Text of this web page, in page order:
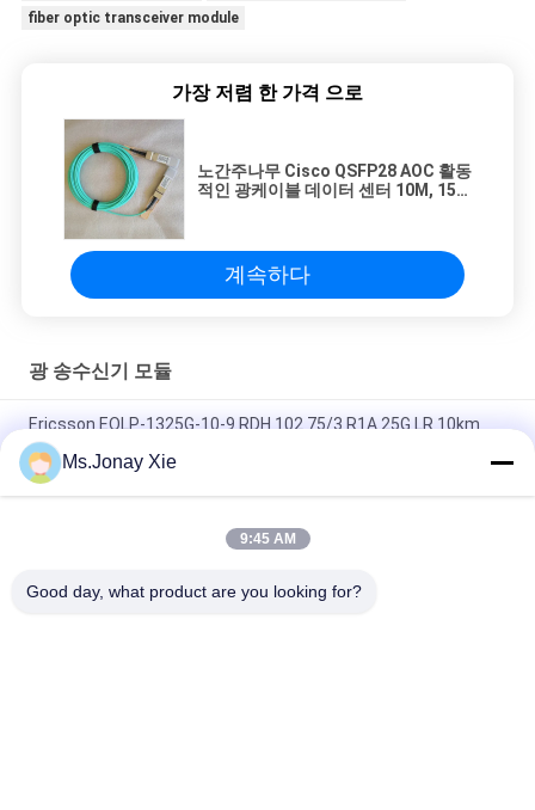
fiber optic transceiver module
가장 저렴 한 가격 으로
노간주나무 Cisco QSFP28 AOC 활동
적인 광케이블 데이터 센터 10M, 15M
계속하다
광 송수신기 모듈
Ericsson EOLP-1325G-10-9 RDH 102 75/3 R1A 25G LR 10km
SFP28 SMF 1310nm LC 트랜시버
일관성 FTLF8546P5BCV 850NM 옥시드 VCSEL, 16X FC, 10GE-
FINISAR FTLX1471D3BCL SFP+ 10Gb/s 1310nm 10km 광 수신
Ms.Jonay Xie
9:45 AM
Good day, what product are you looking for?